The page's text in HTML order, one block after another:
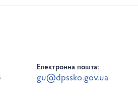
Електронна пошта:
gu@dpssko.gov.ua